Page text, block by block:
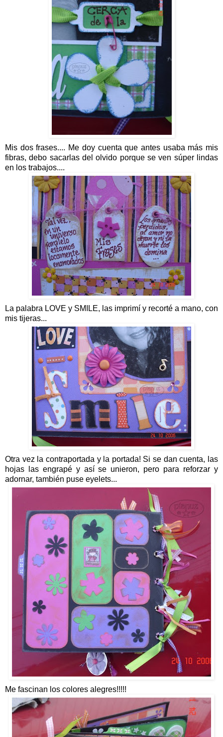
Mis dos frases.... Me doy cuenta que antes usaba más mis
fibras, debo sacarlas del olvido porque se ven súper lindas
en los trabajos....
La palabra LOVE y SMILE, las imprimí y recorté a mano, con
mis tijeras...
Otra vez la contraportada y la portada! Si se dan cuenta, las
hojas las engrapé y así se unieron, pero para reforzar y
adornar, también puse eyelets...
Me fascinan los colores alegres!!!!!